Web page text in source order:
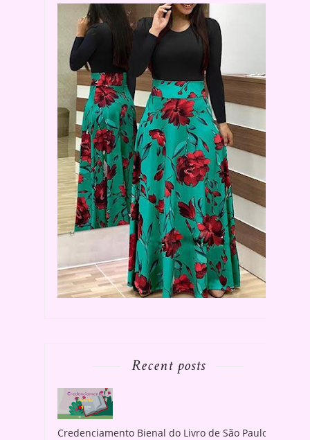
Recent posts
Credenciamento Bienal do Livro de São Paulo